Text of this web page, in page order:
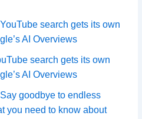
YouTube search gets its own
AI Overviews
search gets its own
AI Overviews
Say goodbye to endless
you need to know about